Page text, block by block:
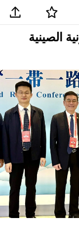
الصينية